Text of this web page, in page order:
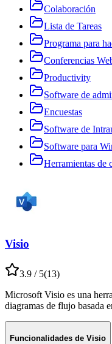
Colaboración
Lista de Tareas
Programa para
Conferencias
Productivity
Software de
Encuestas
Software de
Software para
Herramientas de
Visio
3.9 / 5(13)
Microsoft Visio es una
diagramas de flujo basada
Funcionalidades de Visio